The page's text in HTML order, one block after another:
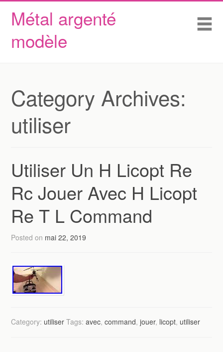
Métal argenté
modèle
Skip to content
Accueil
Conditions d’utilisation
Category Archives:
utiliser
Utiliser Un H Licopt Re
Rc Jouer Avec H Licopt
Re T L Command
Posted on mai 22, 2019
Category: utiliser Tags:avec,command,jouer, licopt, utiliser